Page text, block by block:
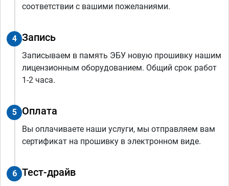
соответствии с вашими пожеланиями.
4 Запись
Записываем в память ЭБУ новую прошивку нашим
лицензионным оборудованием. Общий срок работ
1-2 часа.
5 Оплата
Вы оплачиваете наши услуги, мы отправляем вам
сертификат на прошивку в электронном виде.
6 Тест-драйв